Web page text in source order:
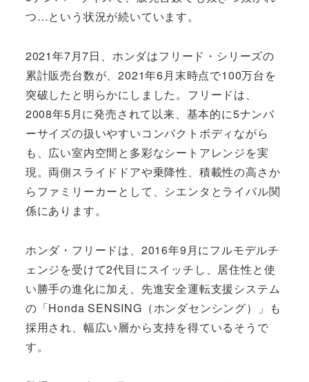
つ…という状況が続いています。
2021年7月7日、ホンダはフリード・シリーズの
累計販売台数が、2021年6月末時点で100万台を
突破したと明らかにしました。フリードは、
2008年5月に発売されて以来、基本的に5ナンバ
ーサイズの扱いやすいコンパクトボディながら
も、広い室内空間と多彩なシートアレンジを実
現。両側スライドドアや乗降性、積載性の高さか
らファミリーカーとして、シエンタとライバル関
係にあります。
ホンダ・フリードは、2016年9月にフルモデルチ
ェンジを受けて2代目にスイッチし、居住性と使
い勝手の進化に加え、先進安全運転支援システム
の「Honda SENSING（ホンダセンシング）」も
採用され、幅広い層から支持を得ているそうで
す。